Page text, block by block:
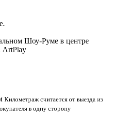
Шоу-Руме в центре
ArtPlay
Километраж считается от выезда из
в одну сторону